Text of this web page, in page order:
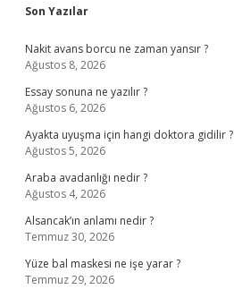
Sidebar
Son Yazılar
Nakit avans borcu ne zaman yansır ?
Ağustos 8, 2026
Essay sonuna ne yazılır ?
Ağustos 6, 2026
Ayakta uyuşma için hangi doktora gidilir ?
Ağustos 5, 2026
Araba avadanlığı nedir ?
Ağustos 4, 2026
Alsancak’ın anlamı nedir ?
Temmuz 30, 2026
Yüze bal maskesi ne işe yarar ?
Temmuz 29, 2026